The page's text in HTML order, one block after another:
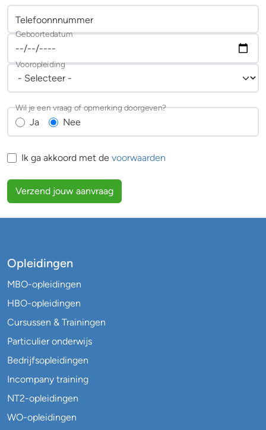
Telefoonnnummer
Geboortedatum
Vooropleiding
Ja Nee
Wil je een vraag of opmerking doorgeven?
Ik ga akkoord met de voorwaarden
Verzend jouw aanvraag
Opleidingen
MBO-opleidingen
HBO-opleidingen
Cursussen & Trainingen
Particulier onderwijs
Bedrijfsopleidingen
Incompany training
NT2-opleidingen
WO-opleidingen